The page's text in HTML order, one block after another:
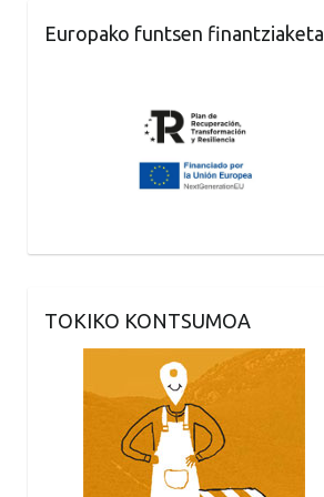
Europako funtsen finantziaketa
TOKIKO KONTSUMOA